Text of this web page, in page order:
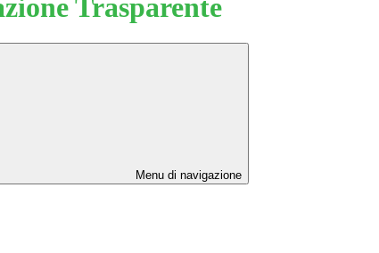
Trasparente
Menu di navigazione